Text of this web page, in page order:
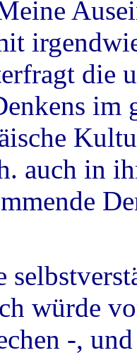
die
im
auch in
würde
-,